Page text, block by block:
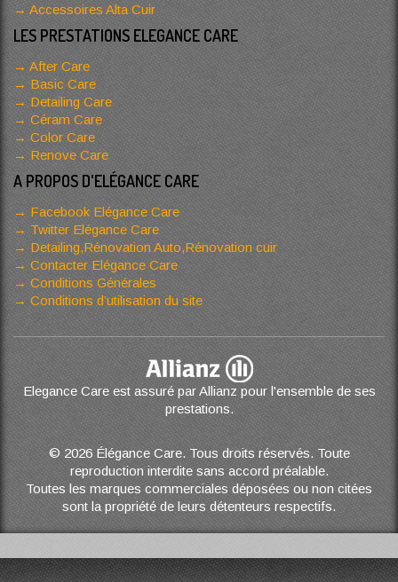
Accessoires Alta Cuir
LES PRESTATIONS ELEGANCE CARE
After Care
Basic Care
Detailing Care
Céram Care
Color Care
Renove Care
A PROPOS D'ELÉGANCE CARE
Facebook Elégance Care
Twitter Elégance Care
Detailing,Rénovation Auto,Rénovation cuir
Contacter Elégance Care
Conditions Générales
Conditions d’utilisation du site
Elegance Care est assuré par Allianz pour l'ensemble de ses
prestations.
© 2026 Élégance Care. Tous droits réservés. Toute
reproduction interdite sans accord préalable.
Toutes les marques commerciales déposées ou non citées
sont la propriété de leurs détenteurs respectifs.